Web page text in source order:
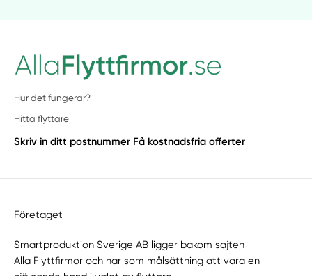
Hur det fungerar?
Hitta flyttare
Skriv in ditt postnummer Få kostnadsfria offerter
Företaget
Smartproduktion Sverige AB ligger bakom sajten
Alla Flyttfirmor och har som målsättning att vara en